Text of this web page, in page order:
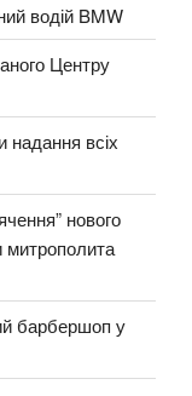
водій BMW
Центру
всіх
нового
митрополита
барбершоп у